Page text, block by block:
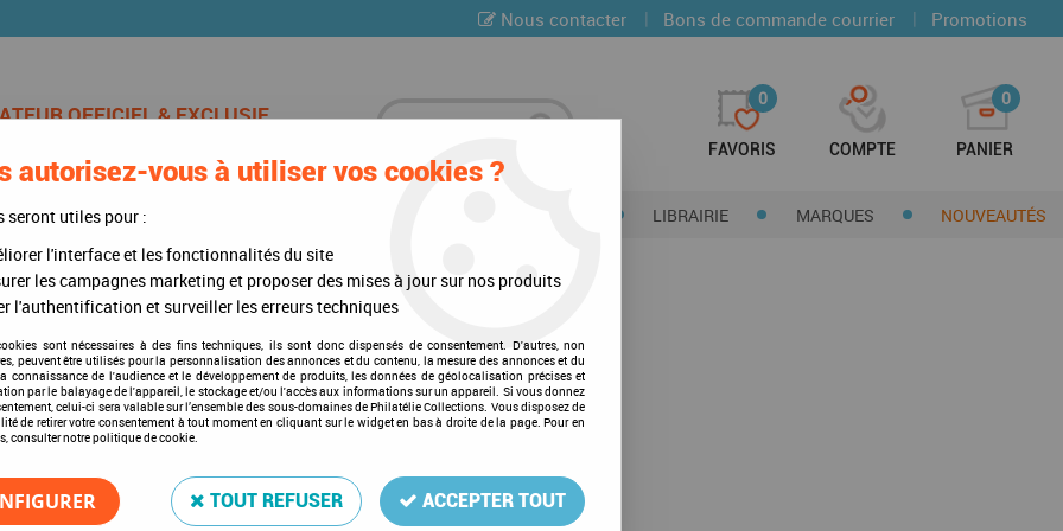
Nous contacter | Bons de commande courrier | Promotions
0
FAVORIS COMPTE
0
PANIER
DE CHAMPAGNE LIBRAIRIE MARQUES NOUVEAUTÉS
à jour annuelles
Mises à jour annuelles
autorisez-vous à utiliser vos cookies ?
seront utiles pour :
l'interface et les fonctionnalités du site
les campagnes marketing et proposer des mises à jour sur nos produits
l'authentification et surveiller les erreurs techniques
sont nécessaires à des fins techniques, ils sont donc dispensés de consentement. D'autres, non
peuvent être utilisés pour la personnalisation des annonces et du contenu, la mesure des annonces et du
connaissance de l'audience et le développement de produits, les données de géolocalisation précises et
par le balayage de l'appareil, le stockage et/ou l'accès aux informations sur un appareil. Si vous donnez
celui-ci sera valable sur l’ensemble des sous-domaines de Philatélie Collections. Vous disposez de
de retirer votre consentement à tout moment en cliquant sur le widget en bas à droite de la page. Pour en
consulter notre politique de cookie.
TOUT REFUSER ACCEPTER TOUT